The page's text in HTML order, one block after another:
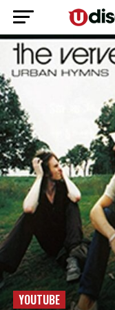
YOUTUBE